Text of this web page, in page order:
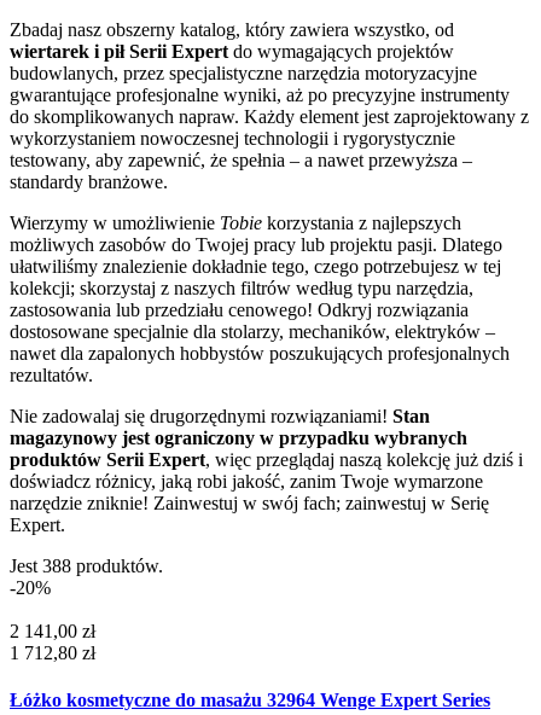
Zbadaj nasz obszerny katalog, który zawiera wszystko, od
wiertarek i pił Serii Expert do wymagających projektów
budowlanych, przez specjalistyczne narzędzia motoryzacyjne
gwarantujące profesjonalne wyniki, aż po precyzyjne instrumenty
do skomplikowanych napraw. Każdy element jest zaprojektowany z
wykorzystaniem nowoczesnej technologii i rygorystycznie
testowany, aby zapewnić, że spełnia – a nawet przewyższa –
standardy branżowe.
Wierzymy w umożliwienie Tobie korzystania z najlepszych
możliwych zasobów do Twojej pracy lub projektu pasji. Dlatego
ułatwiliśmy znalezienie dokładnie tego, czego potrzebujesz w tej
kolekcji; skorzystaj z naszych filtrów według typu narzędzia,
zastosowania lub przedziału cenowego! Odkryj rozwiązania
dostosowane specjalnie dla stolarzy, mechaników, elektryków –
nawet dla zapalonych hobbystów poszukujących profesjonalnych
rezultatów.
Nie zadowalaj się drugorzędnymi rozwiązaniami! Stan
magazynowy jest ograniczony w przypadku wybranych
produktów Serii Expert, więc przeglądaj naszą kolekcję już dziś i
doświadcz różnicy, jaką robi jakość, zanim Twoje wymarzone
narzędzie zniknie! Zainwestuj w swój fach; zainwestuj w Serię
Expert.
Jest 388 produktów.
-20%
2 141,00 zł
1 712,80 zł
Łóżko kosmetyczne do masażu 32964 Wenge Expert Series